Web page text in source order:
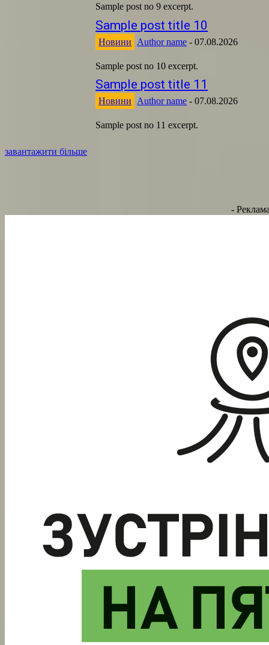
Sample post no 9 excerpt.
Sample post title 10
Новини Author name - 07.08.2026
Sample post no 10 excerpt.
Sample post title 11
Новини Author name - 07.08.2026
Sample post no 11 excerpt.
завантажити більше
-